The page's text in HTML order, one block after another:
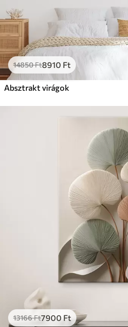
14850Ft8910 Ft
Absztrakt virágok
13166Ft7900 Ft